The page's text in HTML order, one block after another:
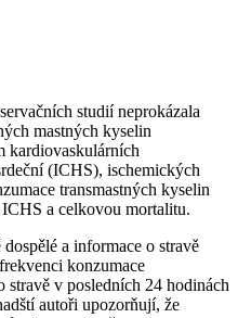
studií neprokázala
mastných kyselin
kardiovaskulárních
(ICHS), ischemických
transmastných kyselin
a celkovou mortalitu.
a informace o stravě
konzumace
v posledních 24 hodinách
autoři upozorňují, že